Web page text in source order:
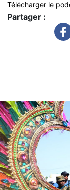
Télécharger le
Partager :